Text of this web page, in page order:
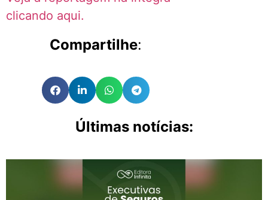
clicando aqui.
Compartilhe:
Últimas notícias: